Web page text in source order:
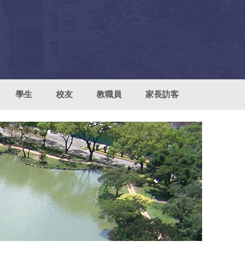
學生 校友 教職員 家長訪客